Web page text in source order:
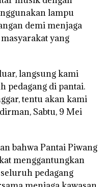
lampu
demi menjaga
yang
langsung kami
pedagang di pantai.
tentu akan kami
Sabtu, 9 Mei
bahwa Pantai Piwang
menggantungkan
pedagang